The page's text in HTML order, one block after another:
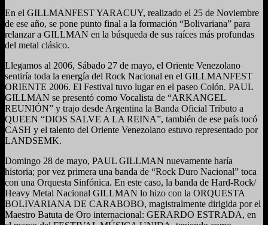
En el GILLMANFEST YARACUY, realizado el 25 de Noviembre
de ese año, se pone punto final a la formación “Bolivariana” para
relanzar a GILLMAN en la búsqueda de sus raíces más profundas
del metal clásico.
Llegamos al 2006, Sábado 27 de mayo, el Oriente Venezolano
sentiría toda la energía del Rock Nacional en el GILLMANFEST
ORIENTE 2006. El Festival tuvo lugar en el paseo Colón. PAUL
GILLMAN se presentó como Vocalista de “ARKANGEL
REUNIÓN” y trajo desde Argentina la Banda Oficial Tributo a
QUEEN “DIOS SALVE A LA REINA”, también de ese país tocó
CASH y el talento del Oriente Venezolano estuvo representado por
LANDSEMK.
Domingo 28 de mayo, PAUL GILLMAN nuevamente haría
historia; por vez primera una banda de “Rock Duro Nacional” toca
con una Orquesta Sinfónica. En este caso, la banda de Hard-Rock/
Heavy Metal Nacional GILLMAN lo hizo con la ORQUESTA
BOLIVARIANA DE CARABOBO, magistralmente dirigida por el
Maestro Batuta de Oro internacional: GERARDO ESTRADA, en